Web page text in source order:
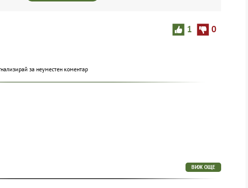
1 0
за неуместен коментар
ВИЖ ОЩЕ